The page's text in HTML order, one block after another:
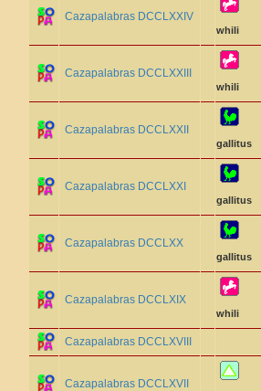
Cazapalabras DCCLXXIV
whili
Cazapalabras DCCLXXIII
whili
Cazapalabras DCCLXXII
gallitus
Cazapalabras DCCLXXI
gallitus
Cazapalabras DCCLXX
gallitus
Cazapalabras DCCLXIX
whili
Cazapalabras DCCLXVIII
Cazapalabras DCCLXVII